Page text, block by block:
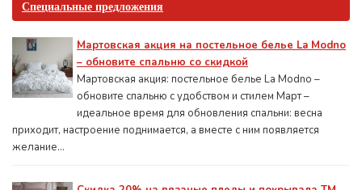
Специальные предложения
Мартовская акция на постельное белье La Modno
– обновите спальню со скидкой
Мартовская акция: постельное белье La Modno –
обновите спальню с удобством и стилем Март –
идеальное время для обновления спальни: весна
приходит, настроение поднимается, а вместе с ним появляется
желание...